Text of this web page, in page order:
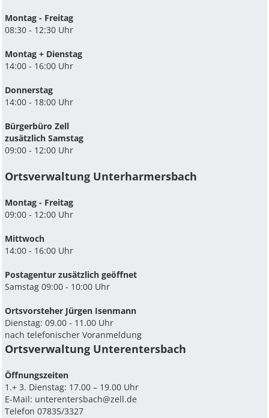
Montag - Freitag
08:30 - 12:30 Uhr
Montag + Dienstag
14:00 - 16:00 Uhr
Donnerstag
14:00 - 18:00 Uhr
Bürgerbüro Zell
zusätzlich Samstag
09:00 - 12:00 Uhr
Ortsverwaltung Unterharmersbach
Montag - Freitag
09:00 - 12:00 Uhr
Mittwoch
14:00 - 16:00 Uhr
Postagentur zusätzlich geöffnet
Samstag 09:00 - 10:00 Uhr
Ortsvorsteher Jürgen Isenmann
Dienstag: 09.00 - 11.00 Uhr
nach telefonischer Voranmeldung
Ortsverwaltung Unterentersbach
Ö­ffnungszeiten
1.+ 3. Dienstag: 17.00 – 19.00 Uhr
E-Mail: unterentersbach@zell.de
Telefon 07835/3327